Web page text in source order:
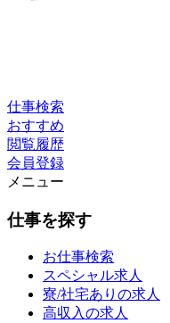
仕事検索
おすすめ
閲覧履歴
会員登録
メニュー
仕事を探す
お仕事検索
スペシャル求人
寮/社宅ありの求人
高収入の求人